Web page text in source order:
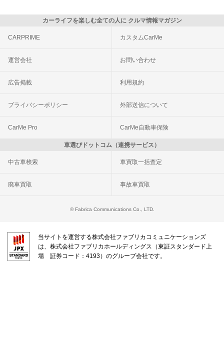
カーライフを楽しむ全ての人に クルマ情報マガジン
CARPRIME カスタムCarMe
運営会社 お問い合わせ
広告掲載 利用規約
プライバシーポリシー 外部送信について
CarMe Pro CarMe自動車保険
車選びドットコム（連携サービス）
中古車検索 車買取一括査定
廃車買取 事故車買取
© Fabrica Communications Co., LTD.
当サイトを運営する株式会社ファブリカコミュニケーションズ
は、株式会社ファブリカホールディングス（東証スタンダード上
場 証券コード：4193）のグループ会社です。